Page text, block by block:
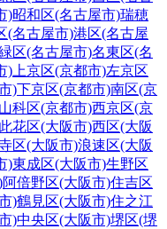
)昭和区(名古屋市)瑞穂
(名古屋市)港区(名古屋
区(名古屋市)名東区(名
) 上京区(京都市)左京区
)下京区(京都市)南区(京
山科区(京都市)西京区(京
此花区(大阪市)西区(大阪
区(大阪市)浪速区(大阪
)東成区(大阪市)生野区
阿倍野区(大阪市)住吉区
)鶴見区(大阪市)住之江
)中央区(大阪市)堺区(堺